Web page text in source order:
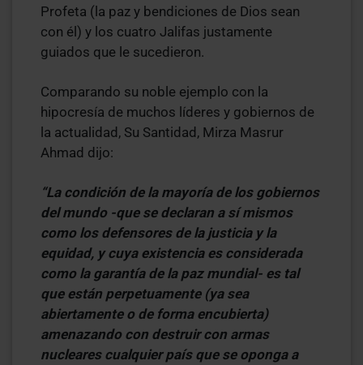
Profeta (la paz y bendiciones de Dios sean
con él) y los cuatro Jalifas justamente
guiados que le sucedieron.
Comparando su noble ejemplo con la
hipocresía de muchos líderes y gobiernos de
la actualidad, Su Santidad, Mirza Masrur
Ahmad dijo:
“La condición de la mayoría de los gobiernos
del mundo -que se declaran a sí mismos
como los defensores de la justicia y la
equidad, y cuya existencia es considerada
como la garantía de la paz mundial- es tal
que están perpetuamente (ya sea
abiertamente o de forma encubierta)
amenazando con destruir con armas
nucleares cualquier país que se oponga a